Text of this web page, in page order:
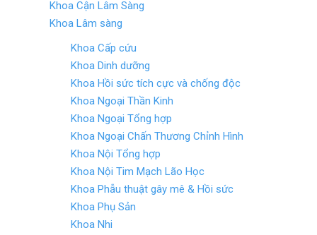
Khoa Cận Lâm Sàng
Khoa Lâm sàng
Khoa Cấp cứu
Khoa Dinh dưỡng
Khoa Hồi sức tích cực và chống độc
Khoa Ngoại Thần Kinh
Khoa Ngoại Tổng hợp
Khoa Ngoại Chấn Thương Chỉnh Hình
Khoa Nội Tổng hợp
Khoa Nội Tim Mạch Lão Học
Khoa Phẫu thuật gây mê & Hồi sức
Khoa Phụ Sản
Khoa Nhi